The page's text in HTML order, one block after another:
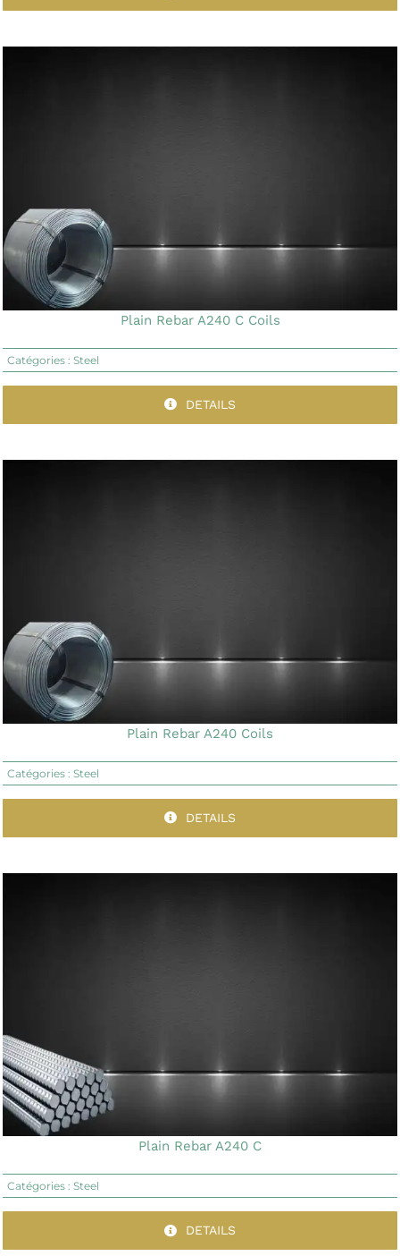
Plain Rebar A240 C Coils
Catégories : Steel
DETAILS
Plain Rebar A240 Coils
Catégories : Steel
DETAILS
Plain Rebar A240 C
Catégories : Steel
DETAILS